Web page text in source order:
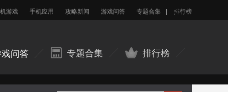
游戏 手机应用 攻略新闻 游戏问答 专题合集 排行榜
问答 专题合集 排行榜